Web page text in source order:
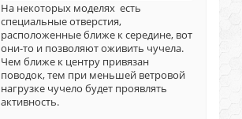
На некоторых моделях есть
специальные отверстия,
расположенные ближе к середине, вот
они-то и позволяют оживить чучела.
Чем ближе к центру привязан
поводок, тем при меньшей ветровой
нагрузке чучело будет проявлять
активность.